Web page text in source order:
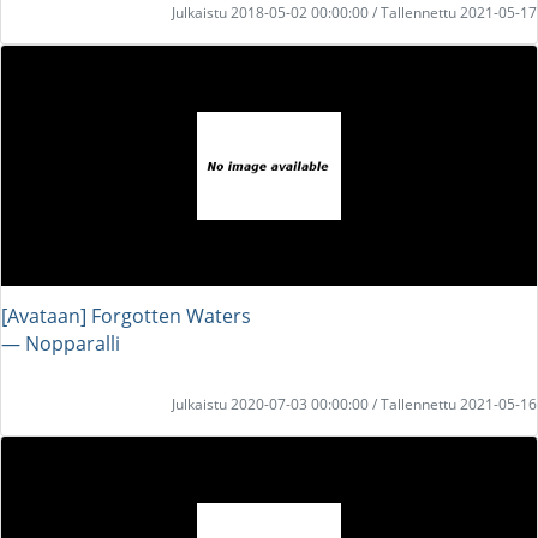
Julkaistu 2018-05-02 00:00:00 / Tallennettu 2021-05-17
[Avataan] Forgotten Waters
― Nopparalli
Julkaistu 2020-07-03 00:00:00 / Tallennettu 2021-05-16